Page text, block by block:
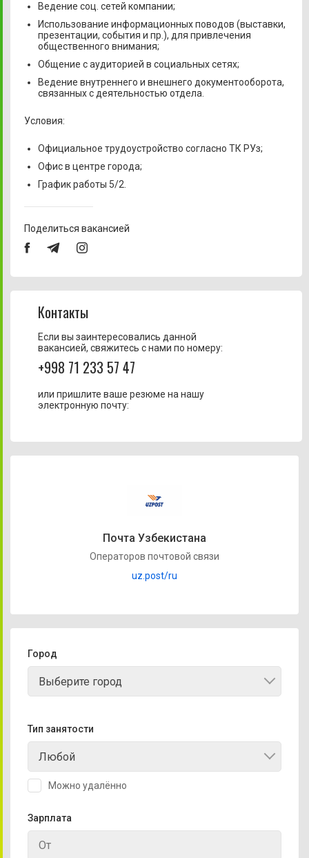
Ведение соц. cетей компании;
Использование информационных поводов (выставки,
презентации, события и пр.), для привлечения
общественного внимания;
Общение с аудиторией в социальных сетях;
Ведение внутреннего и внешнего документооборота,
связанных с деятельностью отдела.
Условия:
Официальное трудоустройство согласно ТК РУз;
Офис в центре города;
График работы 5/2.
Поделиться вакансией
Контакты
Если вы заинтересовались данной
вакансией, свяжитесь с нами по номеру:
+998 71 233 57 47
или пришлите ваше резюме на нашу
электронную почту:
Почта Узбекистана
Операторов почтовой связи
uz.post/ru
Город
Выберите город
Тип занятости
Любой
Можно удалённо
Зарплата